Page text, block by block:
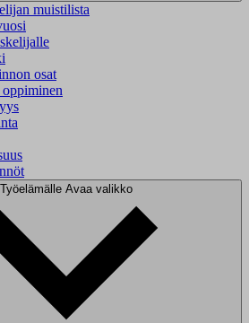
muistilista
osat
oppiminen
Työelämälle Avaa valikko